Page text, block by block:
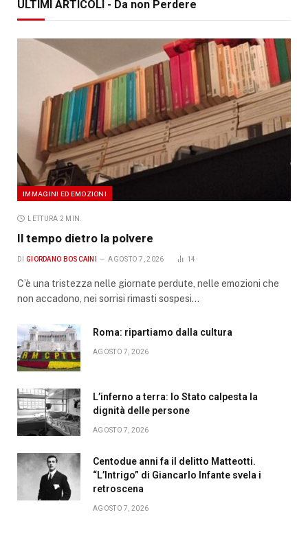
ULTIMI ARTICOLI - Da non Perdere
IMMAGINI ED EMOZIONI
LETTURA 2 MIN.
Il tempo dietro la polvere
DI GIORDANO BOSCAINI AGOSTO 7, 2026 14
C’è una tristezza nelle giornate perdute, nelle emozioni che
non accadono, nei sorrisi rimasti sospesi…
Roma: ripartiamo dalla cultura
AGOSTO 7, 2026
L’inferno a terra: lo Stato calpesta la
dignità delle persone
AGOSTO 7, 2026
Centodue anni fa il delitto Matteotti.
“L’Intrigo” di Giancarlo Infante svela i
retroscena
AGOSTO 7, 2026